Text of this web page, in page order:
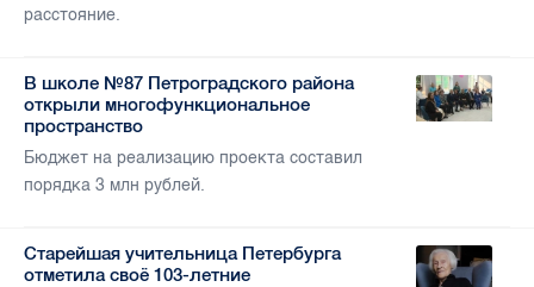
расстояние.
В школе №87 Петроградского района
открыли многофункциональное
пространство
Бюджет на реализацию проекта составил
порядка 3 млн рублей.
Старейшая учительница Петербурга
отметила своё 103-летние